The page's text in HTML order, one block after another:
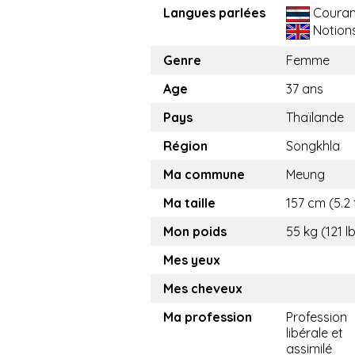
Langues parlées
Genre
Femme
Age
37 ans
Pays
Thaïlande
Région
Songkhla
Ma commune
Meung
Ma taille
157 cm (5.2
Mon poids
55 kg (121
Mes yeux
Mes cheveux
Ma profession
Profession
libérale et
assimilé